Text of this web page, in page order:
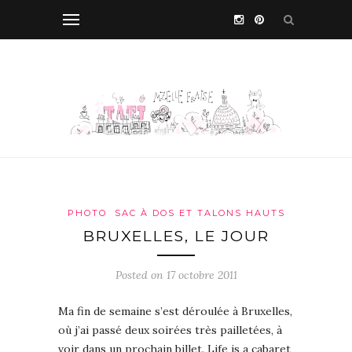
PHOTO SAC À DOS ET TALONS HAUTS
BRUXELLES, LE JOUR
Posted on 17 octobre 2011
Ma fin de semaine s’est déroulée à Bruxelles,
où j’ai passé deux soirées très pailletées, à
voir dans un prochain billet. Life is a cabaret